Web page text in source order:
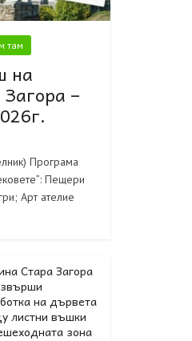
там
на
–
Програма
Пещери
Арт ателие
Стара Загора
на дървета
листни въшки
зона